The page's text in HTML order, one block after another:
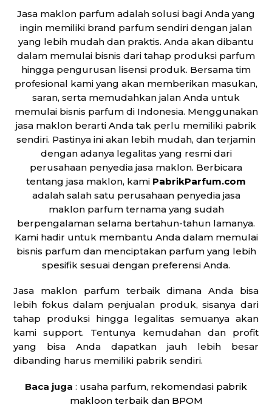
Jasa maklon parfum adalah solusi bagi Anda yang
ingin memiliki brand parfum sendiri dengan jalan
yang lebih mudah dan praktis. Anda akan dibantu
dalam memulai bisnis dari tahap produksi parfum
hingga pengurusan lisensi produk. Bersama tim
profesional kami yang akan memberikan masukan,
saran, serta memudahkan jalan Anda untuk
memulai bisnis parfum di Indonesia. Menggunakan
jasa maklon berarti Anda tak perlu memiliki pabrik
sendiri. Pastinya ini akan lebih mudah, dan terjamin
dengan adanya legalitas yang resmi dari
perusahaan penyedia jasa maklon. Berbicara
tentang jasa maklon, kami PabrikParfum.com
adalah salah satu perusahaan penyedia jasa
maklon parfum ternama yang sudah
berpengalaman selama bertahun-tahun lamanya.
Kami hadir untuk membantu Anda dalam memulai
bisnis parfum dan menciptakan parfum yang lebih
spesifik sesuai dengan preferensi Anda.
Jasa maklon parfum terbaik dimana Anda bisa
lebih fokus dalam penjualan produk, sisanya dari
tahap produksi hingga legalitas semuanya akan
kami support. Tentunya kemudahan dan profit
yang bisa Anda dapatkan jauh lebih besar
dibanding harus memiliki pabrik sendiri.
Baca juga : usaha parfum, rekomendasi pabrik
makloon terbaik dan BPOM